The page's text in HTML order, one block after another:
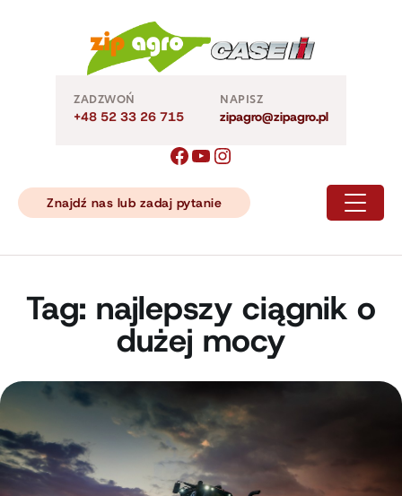
ZADZWOŃ
+48 52 33 26 715
NAPISZ
zipagro@zipagro.pl
Znajdź nas lub zadaj pytanie
Tag: najlepszy ciągnik o
dużej mocy